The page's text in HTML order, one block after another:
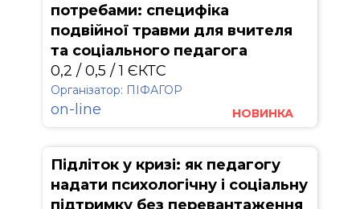
потребами: специфіка
подвійної травми для вчителя
та соціального педагога
0,2 / 0,5 / 1 ЄКТС
Організатор: ПІФАГОР
on-line НОВИНКА
Підліток у кризі: як педагогу
надати психологічну і соціальну
підтримку без перевантаження